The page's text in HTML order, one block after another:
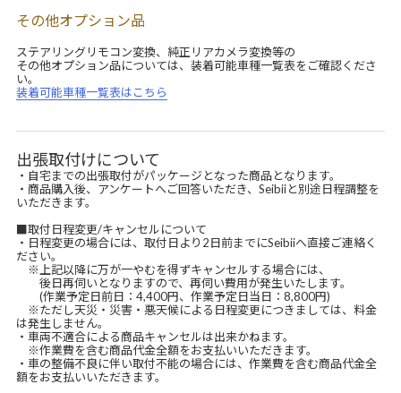
その他オプション品
ステアリングリモコン変換、純正リアカメラ変換等の
その他オプション品については、装着可能車種一覧表をご確認くださ
い。
装着可能車種一覧表はこちら
出張取付けについて
・自宅までの出張取付がパッケージとなった商品となります。
・商品購入後、アンケートへご回答いただき、Seibiiと別途日程調整を
いただきます。
■取付日程変更/キャンセルについて
・日程変更の場合には、取付日より2日前までにSeibiiへ直接ご連絡く
ださい。
※上記以降に万が一やむを得ずキャンセルする場合には、
後日再伺いとなりますので、再伺い費用が発生いたします。
(作業予定日前日：4,400円、作業予定日当日：8,800円)
※ただし天災・災害・悪天候による日程変更につきましては、料金
は発生しません。
・車両不適合による商品キャンセルは出来かねます。
※作業費を含む商品代金全額をお支払いいただきます。
・車の整備不良に伴い取付不能の場合には、作業費を含む商品代金全
額をお支払いいただきます。